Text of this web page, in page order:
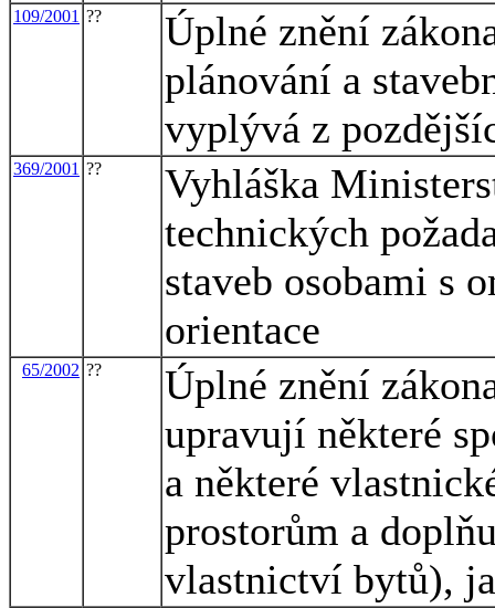
109/2001 ??
Úplné znění
plánování a
vyplývá z
369/2001 ??
Vyhláška
technických
staveb osobami s
orientace
65/2002 ??
Úplné znění
upravují některé
a některé
prostorům a
vlastnictví bytů),